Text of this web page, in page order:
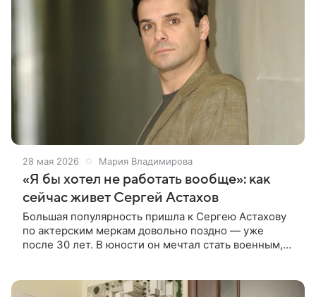
28 мая 2026 Мария Владимирова
«Я бы хотел не работать вообще»: как
сейчас живет Сергей Астахов
Большая популярность пришла к Сергею Астахову
по актерским меркам довольно поздно — уже
после 30 лет. В юности он мечтал стать военным,